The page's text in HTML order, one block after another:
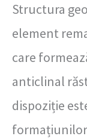
Structura
element
care
anticlinal
dispoziție
formațiunilor